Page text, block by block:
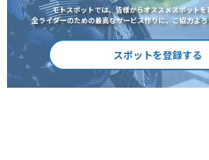
モトスポットでは、皆様からオススメスポット
全ライダーのための最高なサービス作りに、ご協力よろ
スポットを登録する